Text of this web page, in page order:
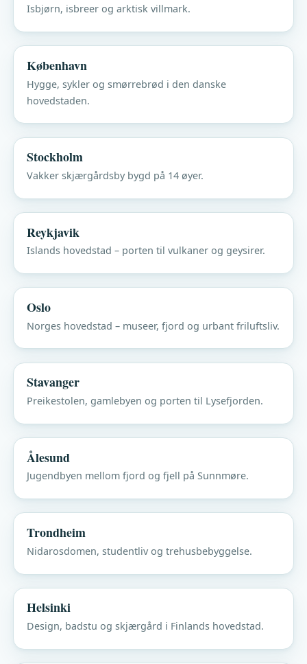
Isbjørn, isbreer og arktisk villmark.
København
Hygge, sykler og smørrebrød i den danske
hovedstaden.
Stockholm
Vakker skjærgårdsby bygd på 14 øyer.
Reykjavik
Islands hovedstad – porten til vulkaner og geysirer.
Oslo
Norges hovedstad – museer, fjord og urbant friluftsliv.
Stavanger
Preikestolen, gamlebyen og porten til Lysefjorden.
Ålesund
Jugendbyen mellom fjord og fjell på Sunnmøre.
Trondheim
Nidarosdomen, studentliv og trehusbebyggelse.
Helsinki
Design, badstu og skjærgård i Finlands hovedstad.